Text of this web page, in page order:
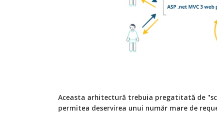
Aceasta arhitectură trebuia pregatitată de
permitea deservirea unui număr mare de